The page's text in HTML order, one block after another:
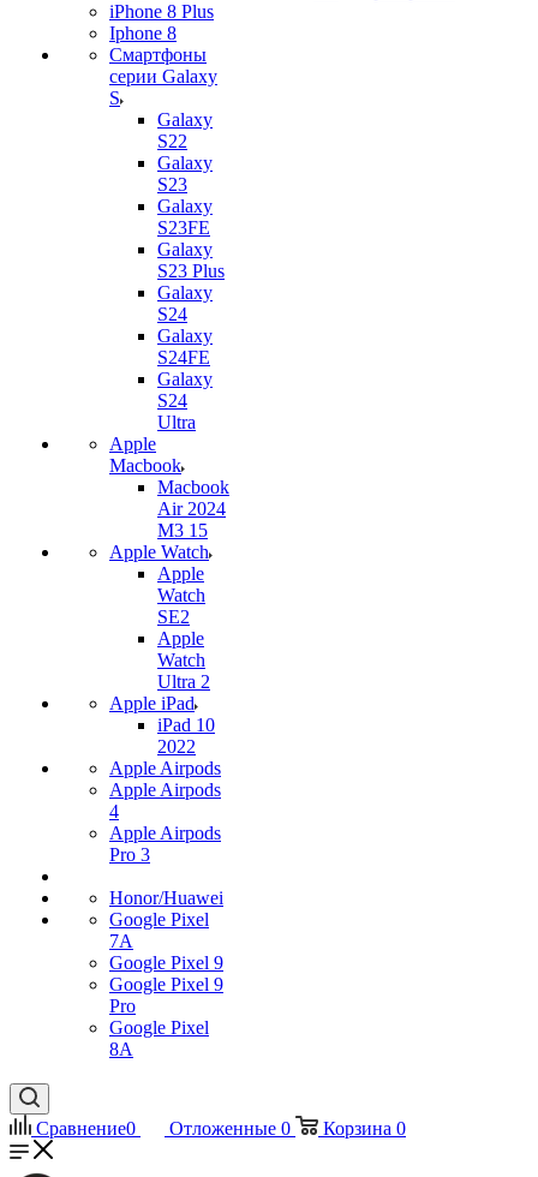
iPhone 8 Plus
Iphone 8
Смартфоны
серии Galaxy
S
Galaxy
S22
Galaxy
S23
Galaxy
S23FE
Galaxy
S23 Plus
Galaxy
S24
Galaxy
S24FE
Galaxy
S24
Ultra
Apple
Macbook
Macbook
Air 2024
M3 15
Apple Watch
Apple
Watch
SE2
Apple
Watch
Ultra 2
Apple iPad
iPad 10
2022
Apple Airpods
Apple Airpods
4
Apple Airpods
Pro 3
Honor/Huawei
Google Pixel
7А
Google Pixel 9
Google Pixel 9
Pro
Google Pixel
8A
Сравнение0 Отложенные 0 Корзина 0